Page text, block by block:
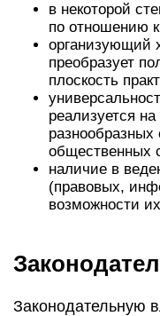
в некоторой
по отношению
организующий
преобразует
плоскость
реализуется
общественных
наличие в
(правовых,
возможности
Законодательную